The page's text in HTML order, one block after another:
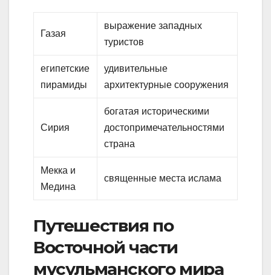
Газая
выражение западных
туристов
египетские
пирамиды
удивительные
архитектурные сооружения
Сирия
богатая историческими
достопримечательностями
страна
Мекка и
Медина
священные места ислама
Путешествия по
Восточной части
мусульманского мира